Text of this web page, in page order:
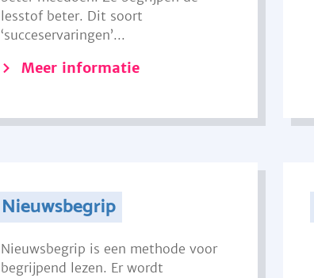
lesstof beter. Dit soort
‘succeservaringen’...
Meer informatie
Nieuwsbegrip
Nieuwsbegrip is een methode voor
begrijpend lezen. Er wordt